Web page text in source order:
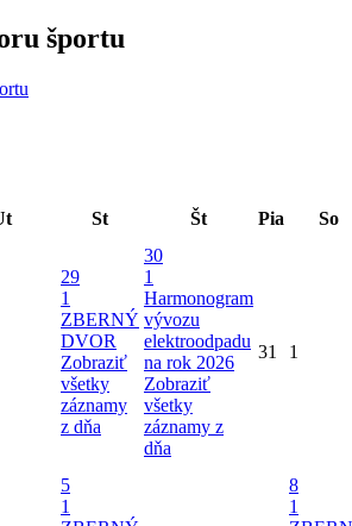
športu
St Št Pia
So
29
1
ZBERNÝ
DVOR
Zobraziť
všetky
záznamy
z dňa
30
1
Harmonogram
vývozu
elektroodpadu
na rok 2026
Zobraziť
všetky
záznamy z
dňa
31 1
5
1
8
1